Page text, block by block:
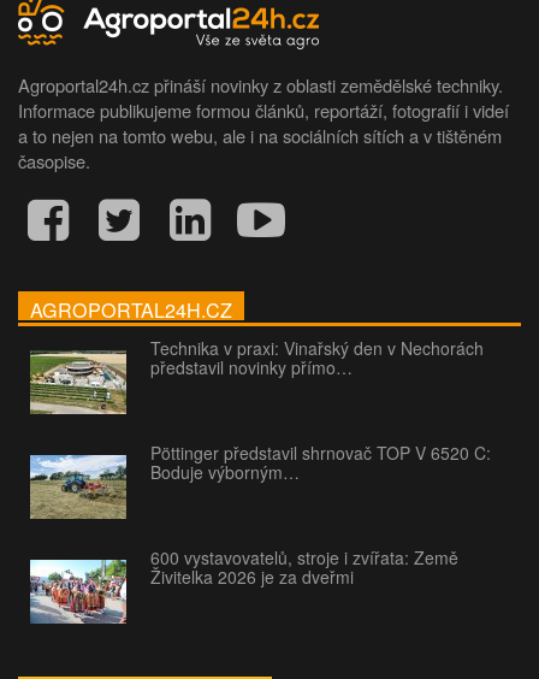
Agroportal24h.cz přináší novinky z oblasti zemědělské techniky.
Informace publikujeme formou článků, reportáží, fotografií i videí
a to nejen na tomto webu, ale i na sociálních sítích a v tištěném
časopise.
AGROPORTAL24H.CZ
Technika v praxi: Vinařský den v Nechorách
představil novinky přímo…
Pöttinger představil shrnovač TOP V 6520 C:
Boduje výborným…
600 vystavovatelů, stroje i zvířata: Země
Živitelka 2026 je za dveřmi